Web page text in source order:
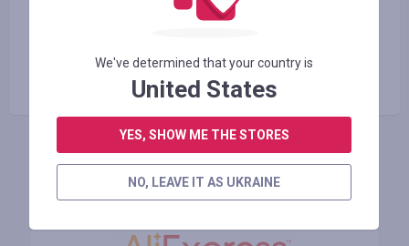
АВТОРИЗУЙТЕСЯ ДЛЯ ПРОСМОТРУ ПРОМОКОДУ
Схожі магазини
We've determined that your country is
United States
YES, SHOW ME THE STORES
NO, LEAVE IT AS UKRAINE